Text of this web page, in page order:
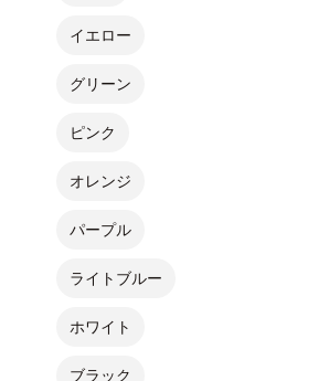
イエロー
グリーン
ピンク
オレンジ
パープル
ライトブルー
ホワイト
ブラック